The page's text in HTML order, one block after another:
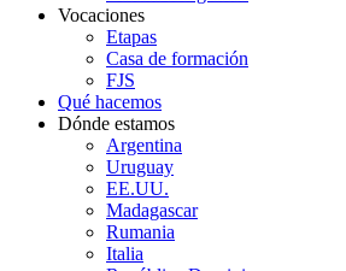
Vocaciones
Etapas
Casa de formación
FJS
Qué hacemos
Dónde estamos
Argentina
Uruguay
EE.UU.
Madagascar
Rumania
Italia